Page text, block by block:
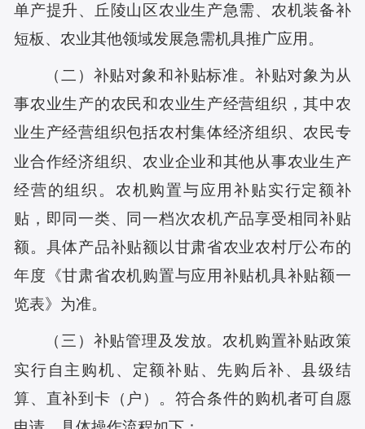
单产提升、丘陵山区农业生产急需、农机装备补
短板、农业其他领域发展急需机具推广应用。
（二）补贴对象和补贴标准。补贴对象为从
事农业生产的农民和农业生产经营组织，其中农
业生产经营组织包括农村集体经济组织、农民专
业合作经济组织、农业企业和其他从事农业生产
经营的组织。农机购置与应用补贴实行定额补
贴，即同一类、同一档次农机产品享受相同补贴
额。具体产品补贴额以甘肃省农业农村厅公布的
年度《甘肃省农机购置与应用补贴机具补贴额一
览表》为准。
（三）补贴管理及发放。农机购置补贴政策
实行自主购机、定额补贴、先购后补、县级结
算、直补到卡（户）。符合条件的购机者可自愿